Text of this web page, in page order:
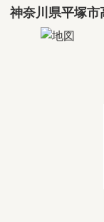
神奈川県平塚市